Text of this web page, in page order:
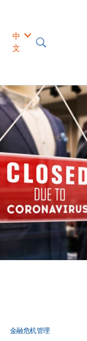
中
文
金融危机管理